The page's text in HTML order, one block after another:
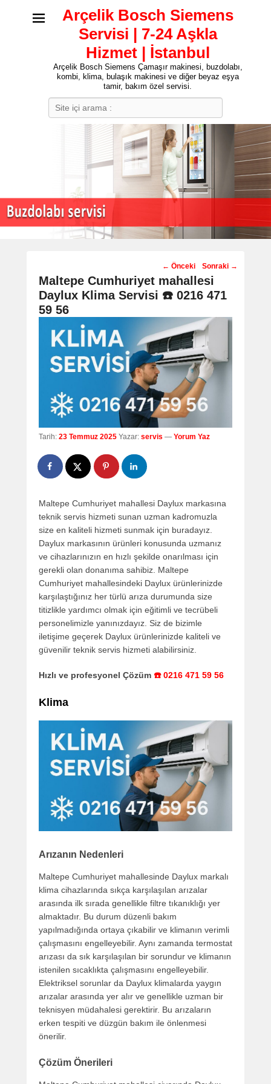
Arçelik Bosch Siemens
Servisi | 7-24 Aşkla
Hizmet | İstanbul
Arçelik Bosch Siemens Çamaşır makinesi, buzdolabı,
kombi, klima, bulaşık makinesi ve diğer beyaz eşya
tamir, bakım özel servisi.
Post
navigation
← Önceki Sonraki →
Maltepe Cumhuriyet mahallesi
Daylux Klima Servisi ☎️ 0216 471
59 56
Tarih: 23 Temmuz 2025 Yazar: servis — Yorum Yaz
Maltepe Cumhuriyet mahallesi Daylux markasına
teknik servis hizmeti sunan uzman kadromuzla
size en kaliteli hizmeti sunmak için buradayız.
Daylux markasının ürünleri konusunda uzmanız
ve cihazlarınızın en hızlı şekilde onarılması için
gerekli olan donanıma sahibiz. Maltepe
Cumhuriyet mahallesindeki Daylux ürünlerinizde
karşılaştığınız her türlü arıza durumunda size
titizlikle yardımcı olmak için eğitimli ve tecrübeli
personelimizle yanınızdayız. Siz de bizimle
iletişime geçerek Daylux ürünlerinizde kaliteli ve
güvenilir teknik servis hizmeti alabilirsiniz.
Hızlı ve profesyonel Çözüm ☎️ 0216 471 59 56
Klima
Arızanın Nedenleri
Maltepe Cumhuriyet mahallesinde Daylux markalı
klima cihazlarında sıkça karşılaşılan arızalar
arasında ilk sırada genellikle filtre tıkanıklığı yer
almaktadır. Bu durum düzenli bakım
yapılmadığında ortaya çıkabilir ve klimanın verimli
çalışmasını engelleyebilir. Aynı zamanda termostat
arızası da sık karşılaşılan bir sorundur ve klimanın
istenilen sıcaklıkta çalışmasını engelleyebilir.
Elektriksel sorunlar da Daylux klimalarda yaygın
arızalar arasında yer alır ve genellikle uzman bir
teknisyen müdahalesi gerektirir. Bu arızaların
erken tespiti ve düzgün bakım ile önlenmesi
önerilir.
Çözüm Önerileri